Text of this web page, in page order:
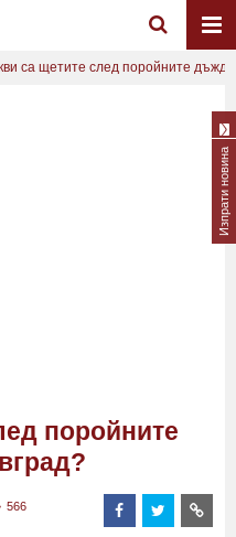
са щетите след поройните
поройните
566
Изпрати новина